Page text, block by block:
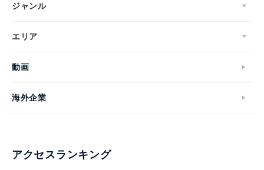
ジャンル
エリア
動画
海外企業
アクセスランキング